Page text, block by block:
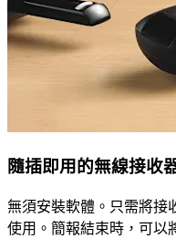
隨插即用的無線接收
無須安裝軟體。只需將接
使用。簡報結束時，可以